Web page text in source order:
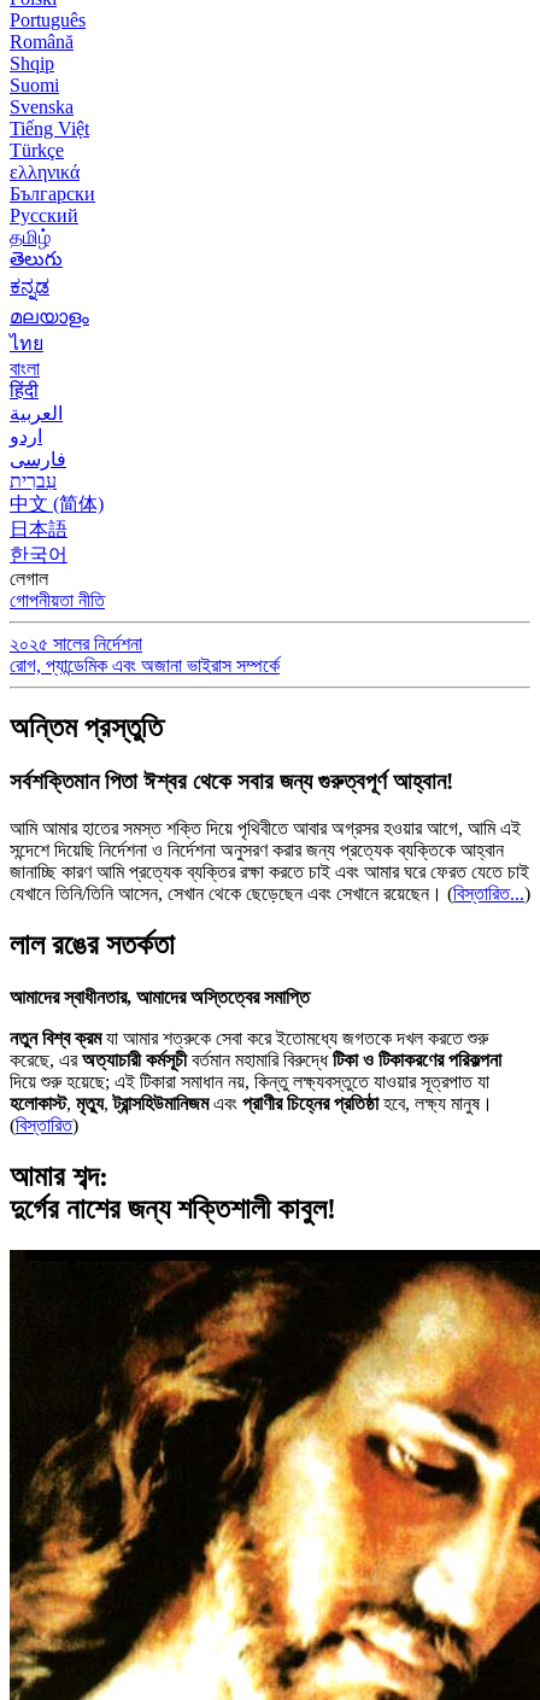
Português
Română
Shqip
Suomi
Svenska
Tiếng Việt
Türkçe
ελληνικά
Български
Русский
தமிழ்
తెలుగు
ಕನ್ನಡ
മലയാളം
ไทย
বাংলা
हिंदी
العربية
اردو
فارسی
עִברִית
中文 (简体)
日本語
한국어
লেগাল
গোপনীয়তা নীতি
২০২৫ সালের নির্দেশনা
রোগ, প্যান্ডেমিক এবং অজানা ভাইরাস সম্পর্কে
অন্তিম প্রস্তুতি
সর্বশক্তিমান পিতা ঈশ্বর থেকে সবার জন্য গুরুত্বপূর্ণ আহ্বান!
আমি আমার হাতের সমস্ত শক্তি দিয়ে পৃথিবীতে আবার অগ্রসর হওয়ার আগে, আমি এই
সন্দেশে দিয়েছি নির্দেশনা ও নির্দেশনা অনুসরণ করার জন্য প্রত্যেক ব্যক্তিকে আহ্বান
জানাচ্ছি কারণ আমি প্রত্যেক ব্যক্তির রক্ষা করতে চাই এবং আমার ঘরে ফেরত যেতে চাই
যেখানে তিনি/তিনি আসেন, সেখান থেকে ছেড়েছেন এবং সেখানে রয়েছেন। (বিস্তারিত...)
লাল রঙের সতর্কতা
আমাদের স্বাধীনতার, আমাদের অস্তিত্বের সমাপ্তি
নতুন বিশ্ব ক্রমযা আমার শত্রুকে সেবা করে ইতোমধ্যে জগতকে দখল করতে শুরু
করেছে, এরঅত্যাচারী কর্মসূচীবর্তমান মহামারি বিরুদ্ধেটিকা ও টিকাকরণের পরিকল্পনা
দিয়ে শুরু হয়েছে; এই টিকারা সমাধান নয়, কিন্তু লক্ষ্যবস্তুতে যাওয়ার সূত্রপাত যা
হলোকাস্ট, মৃত্যু,ট্রান্সহিউমানিজমএবং প্রাণীর চিহ্নের প্রতিষ্ঠাহবে, লক্ষ্য মানুষ।
(বিস্তারিত)
আমার শব্দ:
দুর্গের নাশের জন্য শক্তিশালী কাবুল!